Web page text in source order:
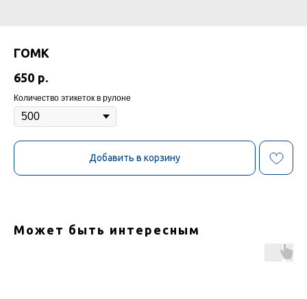
ГОМК
650 р.
Количество этикеток в рулоне
Добавить в корзину
Может быть интересным